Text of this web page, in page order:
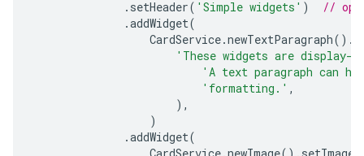
. setHeader( 'Simple widgets' )
//
.addWidget(
CardService.newTextParagraph().
'These widgets are display-
'A text paragraph can
'formatting.' ,
),
)
.addWidget(